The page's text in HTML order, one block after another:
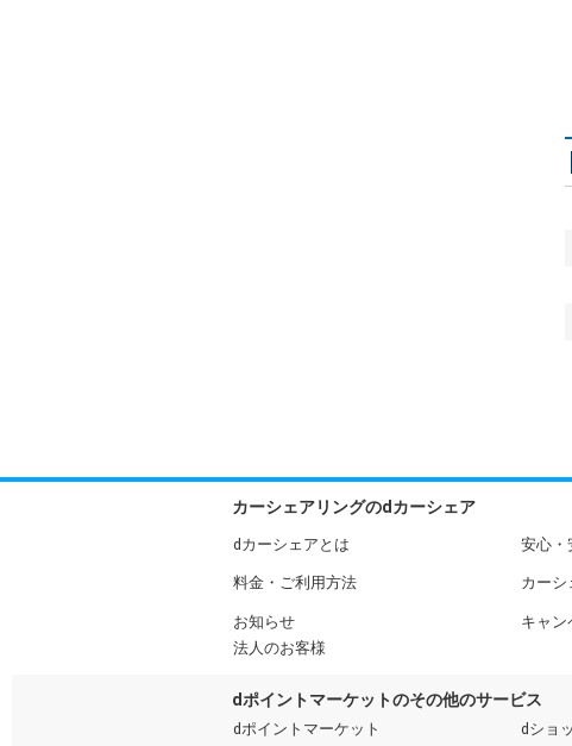
カーシェアリングのdカーシェア
dカーシェアとは 安心・
料金・ご利用方法 カーシ
お知らせ キャン
法人のお客様
dポイントマーケットのその他のサービス
dポイントマーケット dショ